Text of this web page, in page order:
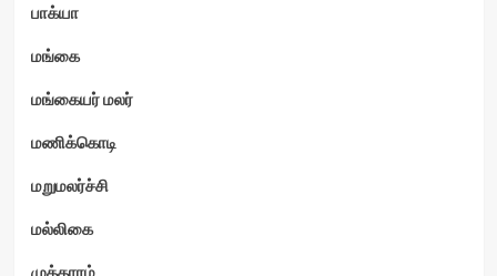
பாக்யா
மங்கை
மங்கையர் மலர்
மணிக்கொடி
மறுமலர்ச்சி
மல்லிகை
முத்தாரம்